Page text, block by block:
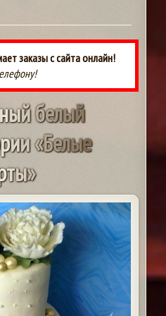
заказы с сайта онлайн!
ыйбелый
рии«Белые
ты»